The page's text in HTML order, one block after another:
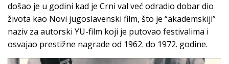
došao je u godini kad je Crni val već odradio dobar dio
života kao Novi jugoslavenski film, što je “akademskiji”
naziv za autorski YU-film koji je putovao festivalima i
osvajao prestižne nagrade od 1962. do 1972. godine.